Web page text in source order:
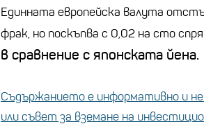
Единната европейска валута
фрак, но поскъпва с 0,02 на сто
в сравнение с японската йена.
Съдържанието е информативно и
или съвет за вземане на